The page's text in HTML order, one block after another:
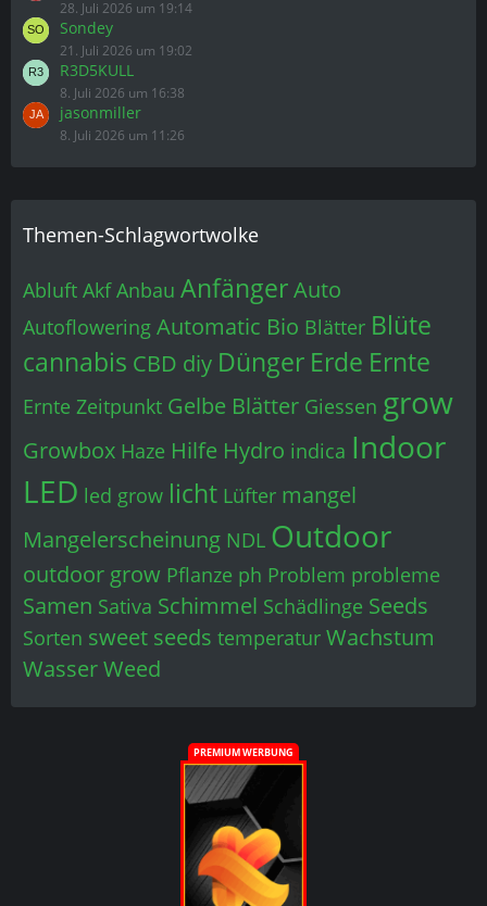
28. Juli 2026 um 19:14
Sondey
21. Juli 2026 um 19:02
R3D5KULL
8. Juli 2026 um 16:38
jasonmiller
8. Juli 2026 um 11:26
Themen-Schlagwortwolke
Abluft Akf Anbau AnfängerAuto
Autoflowering Automatic Bio Blätter Blüte
cannabis CBD diy Dünger Erde Ernte
Ernte Zeitpunkt Gelbe Blätter Giessen grow
Growbox Haze Hilfe Hydro indica Indoor
LED led grow licht Lüfter mangel
Mangelerscheinung NDL Outdoor
outdoor grow Pflanze ph Problem probleme
Samen Sativa Schimmel Schädlinge Seeds
Sorten sweet seeds temperatur Wachstum
WasserWeed
PREMIUM WERBUNG